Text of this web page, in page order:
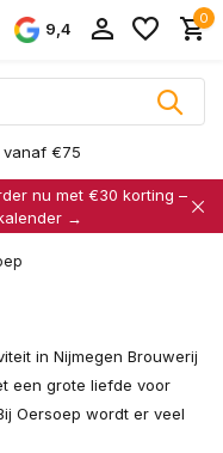
9,4
0
vanaf €75
nu met €30 korting –
→
in Nijmegen Brouwerij
een grote liefde voor
Oersoep wordt er veel